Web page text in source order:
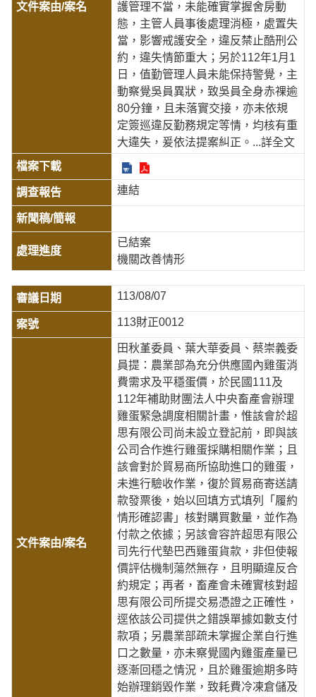
護管理不當，未能確實掌握舍房動
態，主管人員事後處理消極，處置失
當，影響戒護安全，違反禁止酷刑公
約，違失情節重大；另於112年1月1
日，值勤管理人員未能保持警覺，主
動察覺吳員異狀，致吳員全身赤祼逾
80分鐘，且未落實交接，亦未依規
定簽巡違反勤務規定等情，均核有重
大違失，爰依法提案糾正。 ...詳全文
連結
已結案
機關改善情形
113/08/07
113財正0012
田秋堇委員、葉大華委員、蔡崇義委
員提：農業部為充分供應國內雞蛋消
費需求及平穩蛋價，於民國111及
112年補助財團法人中央畜產會辦理
雞蛋緊急調度相關計畫，惟該會於超
思有限公司尚未設立登記前，即與該
公司合作進行雞蛋採購相關作業；且
該會對於貿易商所協助進口的雞蛋，
未進行驗收作業，復於貿易商寄送請
款發票後，始以回填方式填列「履約
情形確認書」核對購買數量，並作為
付款之依據；另該會容許超思有限公
司先行代墊巴西雞蛋貨款，非但使報
價評估機制蕩然無存，且明顯違反合
約規定；再者，畜產會未確實核對超
思有限公司所提交易憑證之正確性，
逕依該公司提供之錯誤單據如數支付
款項；另農業部疏未掌握企業自行進
口之數量，亦未察覺國內雞蛋產量已
逐漸回穩之情況，且於雞蛋逾期多時
始辦理銷毀作業，致耗費冷凍倉儲及